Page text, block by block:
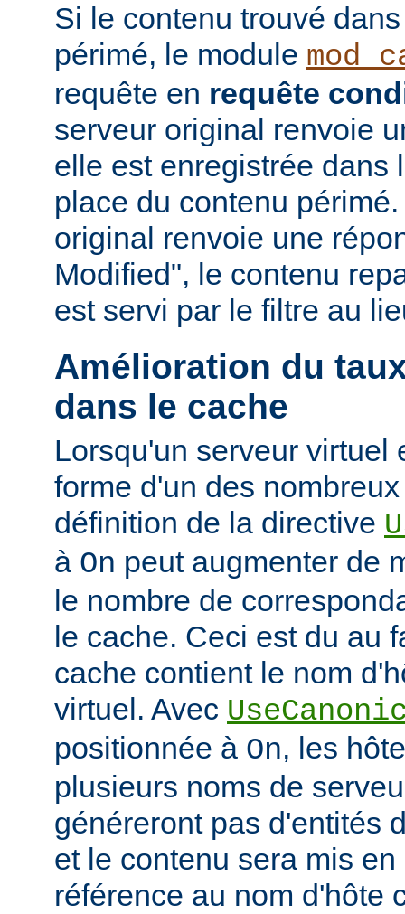
Si le contenu trouvé
périmé, le module
requête en requête
serveur original renvoie
elle est enregistrée dans
place du contenu
original renvoie une
Modified", le contenu
est servi par le filtre au
Amélioration du
dans le cache
Lorsqu'un serveur virtuel
forme d'un des
définition de la directive
à On peut augmenter de
le nombre de
le cache. Ceci est du au
cache contient le nom
virtuel. Avec
positionnée à On, les
plusieurs noms de
généreront pas d'entités
et le contenu sera mis
référence au nom d'hôte